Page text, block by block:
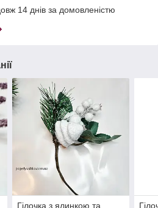
14 днів за домовленістю
Гілочка з ялинкою та